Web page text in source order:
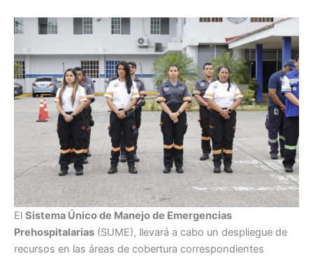
El Sistema Único de Manejo de Emergencias
Prehospitalarias (SUME), llevará a cabo un despliegue de
recursos en las áreas de cobertura correspondientes